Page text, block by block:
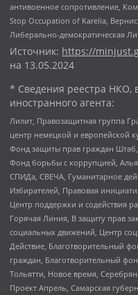
антивоенное сопротивление,
Stop Occupation of Karelia,
Либерально-демократическая
Источник: https://
на 13.05.2024
* Сведения реестра
иностранного агента:
Лилит, Правозащитная группа
центр немецкой и европейской
Фонд защиты прав граждан Штаб,
Фонд борьбы с коррупцией,
СПИДа, СВЕЧА, Гуманитарное
Избирателей, Правовая
Центр поддержки и содействия
Горячая Линия, В защиту прав
социальных движений, Центр
Действие, Благотворительный
граждан, Благотворительный
Тольятти, Новое время,
Проект Апрель, Самарская